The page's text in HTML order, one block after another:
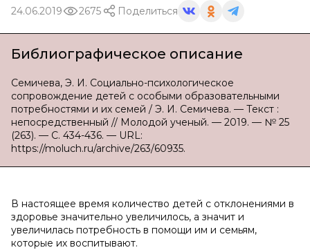
24.06.2019 2675 Поделиться
Библиографическое описание
Семичева, Э. И. Социально-психологическое
сопровождение детей с особыми образовательными
потребностями и их семей / Э. И. Семичева. — Текст :
непосредственный // Молодой ученый. — 2019. — № 25
(263). — С. 434-436. — URL:
https://moluch.ru/archive/263/60935.
В настоящее время количество детей с отклонениями в
здоровье значительно увеличилось, а значит и
увеличилась потребность в помощи им и семьям,
которые их воспитывают.